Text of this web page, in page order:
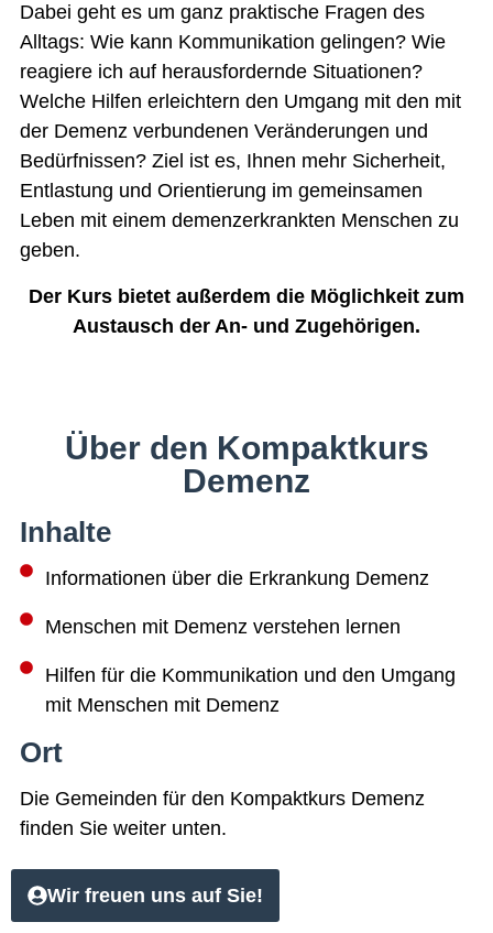
Dabei geht es um ganz praktische Fragen des
Alltags: Wie kann Kommunikation gelingen? Wie
reagiere ich auf herausfordernde Situationen?
Welche Hilfen erleichtern den Umgang mit den mit
der Demenz verbundenen Veränderungen und
Bedürfnissen? Ziel ist es, Ihnen mehr Sicherheit,
Entlastung und Orientierung im gemeinsamen
Leben mit einem demenzerkrankten Menschen zu
geben.
Der Kurs bietet außerdem die Möglichkeit zum
Austausch der An- und Zugehörigen.
Über den Kompaktkurs
Demenz
Inhalte
Informationen über die Erkrankung Demenz
Menschen mit Demenz verstehen lernen
Hilfen für die Kommunikation und den Umgang
mit Menschen mit Demenz
Ort
Die Gemeinden für den Kompaktkurs Demenz
finden Sie weiter unten.
Wir freuen uns auf Sie!